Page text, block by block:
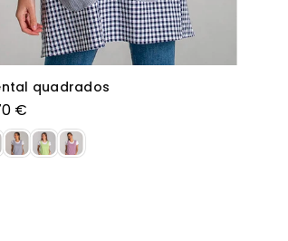
Básica Unissexo Sarja
€